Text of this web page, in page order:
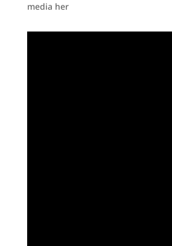
media her